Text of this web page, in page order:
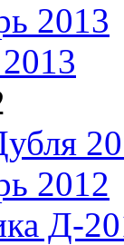
2013
2012
Д-